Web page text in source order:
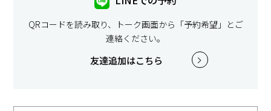
QRコードを読み取り、トーク画面から「予約希望」とご
連絡ください。
友達追加はこちら